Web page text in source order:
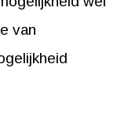
van